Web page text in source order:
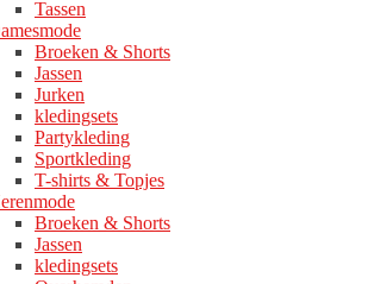
Tassen
Broeken & Shorts
Jassen
Jurken
kledingsets
Partykleding
Sportkleding
T-shirts & Topjes
Broeken & Shorts
Jassen
kledingsets